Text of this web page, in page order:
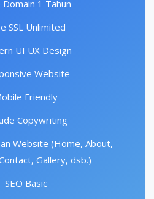
Domain 1 Tahun
SSL Unlimited
UI UX Design
Website
Friendly
Copywriting
Website (Home, About,
Gallery, dsb.)
SEO Basic